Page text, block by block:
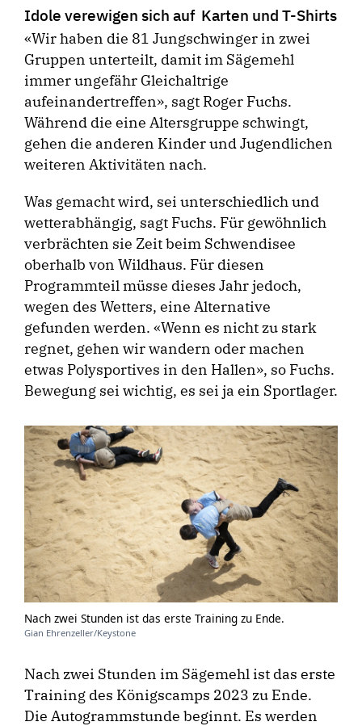
Idole verewigen sich auf Karten und T-Shirts
«Wir haben die 81 Jungschwinger in zwei
Gruppen unterteilt, damit im Sägemehl
immer ungefähr Gleichaltrige
aufeinandertreffen», sagt Roger Fuchs.
Während die eine Altersgruppe schwingt,
gehen die anderen Kinder und Jugendlichen
weiteren Aktivitäten nach.
Was gemacht wird, sei unterschiedlich und
wetterabhängig, sagt Fuchs. Für gewöhnlich
verbrächten sie Zeit beim Schwendisee
oberhalb von Wildhaus. Für diesen
Programmteil müsse dieses Jahr jedoch,
wegen des Wetters, eine Alternative
gefunden werden. «Wenn es nicht zu stark
regnet, gehen wir wandern oder machen
etwas Polysportives in den Hallen», so Fuchs.
Bewegung sei wichtig, es sei ja ein Sportlager.
Nach zwei Stunden ist das erste Training zu Ende.
Gian Ehrenzeller/Keystone
Nach zwei Stunden im Sägemehl ist das erste
Training des Königscamps 2023 zu En­de.
Die Autogrammstunde beginnt. Es werden